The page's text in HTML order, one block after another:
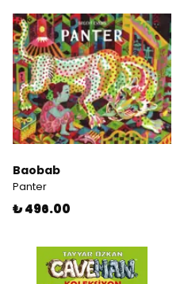
Baobab
Panter
₺ 496.00